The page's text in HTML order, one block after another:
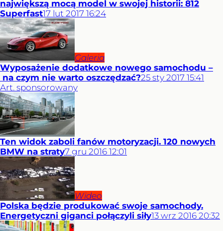
największą mocą model w swojej historii: 812
Superfast17 lut 2017 16:24
Galeria
Wyposażenie dodatkowe nowego samochodu –
na czym nie warto oszczędzać?25 sty 2017 15:41
Art. sponsorowany
Ten widok zaboli fanów motoryzacji. 120 nowych
BMW na straty7 gru 2016 12:01
Wideo
Polska będzie produkować swoje samochody.
Energetyczni giganci połączyli siły13 wrz 2016 20:32